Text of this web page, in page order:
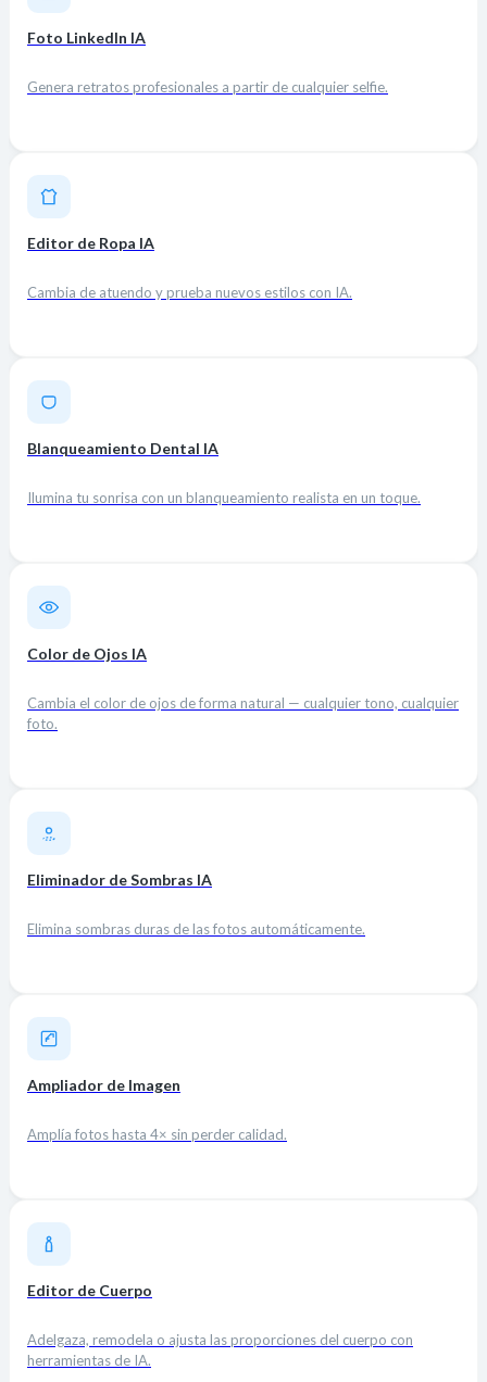
Foto LinkedIn IA
Genera retratos profesionales a partir de cualquier selfie.
Editor de Ropa IA
Cambia de atuendo y prueba nuevos estilos con IA.
Blanqueamiento Dental IA
Ilumina tu sonrisa con un blanqueamiento realista en un toque.
Color de Ojos IA
Cambia el color de ojos de forma natural — cualquier tono, cualquier
foto.
Eliminador de Sombras IA
Elimina sombras duras de las fotos automáticamente.
Ampliador de Imagen
Amplía fotos hasta 4× sin perder calidad.
Editor de Cuerpo
Adelgaza, remodela o ajusta las proporciones del cuerpo con
herramientas de IA.